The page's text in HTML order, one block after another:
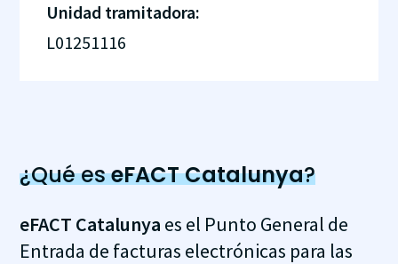
Unidad tramitadora:
L01251116
¿Qué eseFACT Catalunya?
eFACT Catalunya es el Punto General de
Entrada de facturas electrónicas para las